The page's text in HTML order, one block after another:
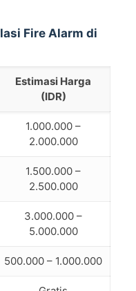
Fire Alarm di
Estimasi Harga
(IDR)
1.000.000 –
2.000.000
1.500.000 –
2.500.000
3.000.000 –
5.000.000
500.000 – 1.000.000